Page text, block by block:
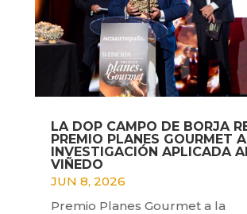
LA DOP CAMPO DE BORJA
PREMIO PLANES GOURMET
INVESTIGACIÓN APLICADA
VIÑEDO
JUN 8, 2026
Premio Planes Gourmet a la